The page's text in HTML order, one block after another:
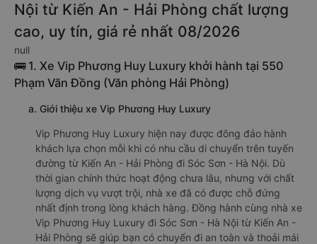
Nội từ Kiến An - Hải Phòng chất lượng
cao, uy tín, giá rẻ nhất 08/2026
null
🚌 1. Xe Vip Phương Huy Luxury khởi hành tại 550
Phạm Văn Đồng (Văn phòng Hải Phòng)
a. Giới thiệu xe Vip Phương Huy Luxury
Vip Phương Huy Luxury hiện nay được đông đảo hành
khách lựa chọn mỗi khi có nhu cầu di chuyển trên tuyến
đường từ Kiến An - Hải Phòng đi Sóc Sơn - Hà Nội. Dù
thời gian chính thức hoạt động chưa lâu, nhưng với chất
lượng dịch vụ vượt trội, nhà xe đã có được chỗ đứng
nhất định trong lòng khách hàng. Đồng hành cùng nhà xe
Vip Phương Huy Luxury đi Sóc Sơn - Hà Nội từ Kiến An -
Hải Phòng sẽ giúp bạn có chuyến đi an toàn và thoải mái